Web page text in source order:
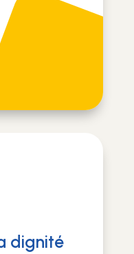
dignité